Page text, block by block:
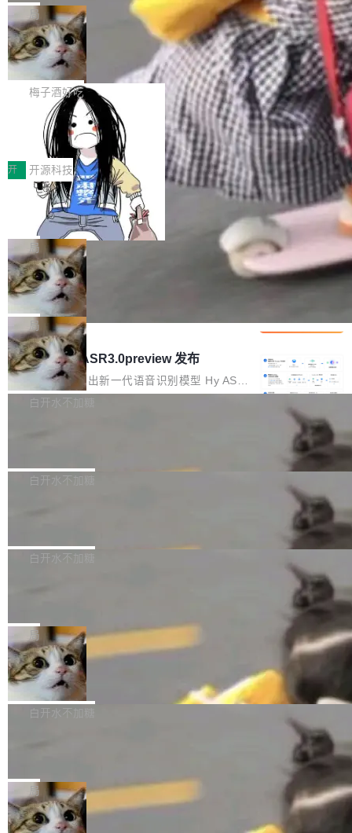
可控性和代码质量提出了更高要求。 首先是数据
安全与合规要求。对于大多数普通研发场景，公
有云模型能够满足快速试用和效率提升的需求。
但对于金融、能源、医疗等对数据安全要求较...
各业的Agent走向规模化建设，算力构成形态逐
渐丰富，用户关注的重点也在发生变化：不只是
让AI用起来，还要进一步看清混合算力时代下，
Token花在哪里、算力是否被充分利用，以及持
续增长的AI成本该如何优化。 深信服AI算力网关
正是围绕这些实际问题，从Token治理和成本治
理两个方面，让用户的每一份算力都看得清、管
得住、用得稳、省得下、更安全！ 一、从现在开
始，Token使用一目...
Bigtable 作者之一。TensorFlow 的作者之一。
Gemini 的架构师。Google 首席科学家。 Jeff D
ean 在 Google 工作了 27 年后，宣布离职。 他
不是一个人走。一同离开的还有 Sanjay Ghema
wat（Google 员工编号 23，Jeff Dean 二十多
年的编程搭档，MapReduce 和 Bigtable 的共同
作者）、Quoc Le（Google 大脑核心成员，Se
q2Seq 和 DocAI 的共同发明人）以及 Oriol Vin
yals（Gemini 联合负责人，AlphaSta...
局
🔥 SolonCode v2026.8.4 发布：界面
字体可调、22 种语言、记忆搜索增强
打开终端就能上岗的全中文编码智能体，这一轮
把「看得清、用母语、记得住」三件事一次补
齐。 SolonCode 是什么 SolonCode 是杭州无
耳科技研发的企业级终端编码智能体——一位全
中文驱动的数字员工，自主理解需求、规划步
骤、编写代码。不挑模型、不挑平台，curl 一行
装完即用。 开源地址：Gitee · GitCode · GitHu
b 安装 支持 Java 8+（8~26）、macOS / Linu
x / Windows / Harmony PC。 # macOS / Linu
x / Harmony PC curl -fsSL https://solon.noea
r.org/solon...
梅子酒好吃
让“代码语义理解”深度释放AI Coding
价值潜能：华为云码道（CodeArts）
代码仓技术解析
一、代码仓深度理解技术的作用与价值 在软件工
程实践中，代码仓是企业核心知识资产的主要载
体。企业级代码仓库通常包含数十万乃至数百万
个文件，其规模远超单次模型调用可承载的上下
文窗口。随着项目规模的持续扩张与代码历史的
不断累积，代码仓中的模块关系、接口契约、业
务逻辑等关键信息往往分散于数十乃至数百个文
件之中，形成高度复杂的知识关联网络。传统的
代码检索手段（如关键词匹配、目录遍历）仅能
在语法层面完成文本定位，难以触及代码的语义
内涵与结构关联，导致开发者使用代码智能体在
理解大规模代码仓时面临显著"代码仓理解"瓶
颈。 代码仓深度理解服务（以下简称" CodeBas
e深度理解服务"）是华为云码道（CodeA...
开 开源科技
一条“删库”命令跑 17 小时，算法工程
师删光 89TB 数据只为干私活
最高人民检察院8月4日公布了一起案件：北京一
名90后算法工程师王某，为了给自己接的私活腾
服务器空间，删光了公司AI游戏部门的全部核心
数据。 王某2024年1月入职东城区某科技公司AI
短剧部门，有互联网大厂背景。在公司内部架构
调整期间，部门三次通知全员将数据从A集群迁
移到B集群，王某都回复了"收到"。 他没有迁移
数据。2024年9月3日下午4点，他使用此前登录
的账号密码进入A集群，输入了一条被程序员圈
称为"删库跑路"的命令——最高管理员权限、无
自研的多个文生3D和...
局
Cloudflare 分享推理优化实践：KV ca
che 量化 + 权重压缩，吞吐量提升 4
1%，成本降 30%
Kimi 和 GLM 是当前最强的大模型系列之一，但
它们有一个共同的问题：太吃显存了。月之暗面
的 Kimi K 系列和智谱的 GLM 都是长上下文、M
oE 架构的大模型，好用到让人上瘾，但 GPU 显
存永远不够用。 Cloudflare 的 Workers AI 团队
一直在跑这些模型的推理。他们在官方博客上发
整性保护。效果是：吞吐量提升 41%，每 token
局
腾讯混元 Hy ASR3.0preview 发布
腾讯混元正式推出新一代语音识别模型 Hy ASR
3.0preview。基于最新一代大语言模型 Hy3 的
让语音识别不再只是听清，而是真正听懂。通过
w 不要求标准普通话，方言识别覆盖粤语、吴语
白开水不加糖
新和少量网页兼容性修复版本。 Changes/fixe
容提供的字体时出现的几个问题 为避免音频加
质的最低采样率）的音频格式将被拒绝 修复了 C
SS 圆角虚线样式中可能存在的问题 如果表单中
的图像元素不在同一个子树中，则它们将不再关
联 加...
白开水不加糖
发布的 Release Notes，他利用 AI 工具（如 Co
最强的若干项。对于尚未正式发版的 PG 19，则
通过拉取过去一年内（从 PG 18 Beta1 时间点
至今）的所有 commit，同样交由 AI 分析提炼。
经过人工复核，准确度令人满意。这一方法也为
社区爱好者提供了高效跟踪新版本的思路。
白开水不加糖
维护工作一直与我的日常工作、家务、社交生活
和休闲娱乐竞争时间。" 这是 libexpat 维护者 S
ebastian Pipping 写在博客里的话。8 月 4 日，
他宣布了一个新消息：从 2026 年 8 月 1 日起，
他可以全职维护 libexpat 了，最长 6 个月。发
库之一。你的操作系统、浏览器、无数的基础设
施软件，很可能都在用它。而过去十年，维护它
的人一直在用业余...
局
Firefox 153.0.3 发布
Firefox 153.0.3 现已发布，具体更新内容如
下： New Smart Window 包含多项增强功能：
gi?id=2019042">Bug&nbsp;2019042</a>）</l
i> <li>现在，助手可以直接使用 Exa 的网络搜索
结果回答问题，而无需将问题转交给搜索引擎。
白开水不加糖
的 npm 包。项目的核心论点是：容器不适合 Ag
ent 计算。真正适合的，是 Isolate。 Cloudflare
工程师在这件事上没什么可谦虚的——他们用 W
局
OpenAI 公开邮件和聊天记录回应苹果